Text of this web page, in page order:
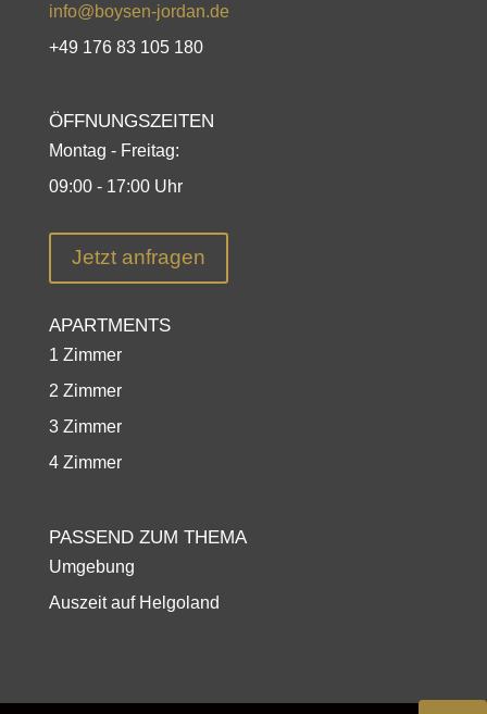
info@boysen-jordan.de
+49 176 83 105 180
ÖFFNUNGSZEITEN
Montag - Freitag:
09:00 - 17:00 Uhr
Jetzt anfragen
APARTMENTS
1 Zimmer
2 Zimmer
3 Zimmer
4 Zimmer
PASSEND ZUM THEMA
Umgebung
Auszeit auf Helgoland